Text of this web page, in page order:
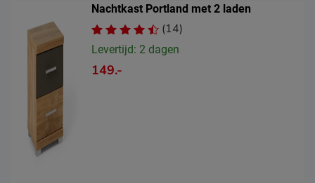
Nachtkast Portland met 2 laden
(14)
Levertijd: 2 dagen
149.-